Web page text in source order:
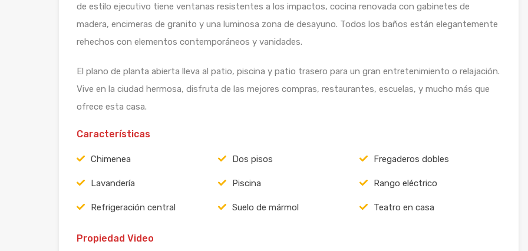
de estilo ejecutivo tiene ventanas resistentes a los impactos, cocina renovada con gabinetes de
madera, encimeras de granito y una luminosa zona de desayuno. Todos los baños están elegantemente
rehechos con elementos contemporáneos y vanidades.
El plano de planta abierta lleva al patio, piscina y patio trasero para un gran entretenimiento o relajación.
Vive en la ciudad hermosa, disfruta de las mejores compras, restaurantes, escuelas, y mucho más que
ofrece esta casa.
Características
Chimenea Dos pisos Fregaderos dobles
Lavandería Piscina Rango eléctrico
Refrigeración central Suelo de mármol Teatro en casa
Propiedad Video